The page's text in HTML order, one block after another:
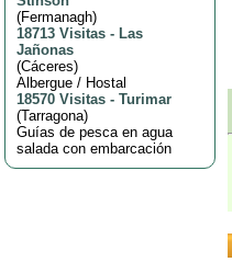
(Fermanagh)
18713 Visitas - Las
Jañonas
(Cáceres)
Albergue / Hostal
18570 Visitas - Turimar
(Tarragona)
Guías de pesca en agua
salada con embarcación